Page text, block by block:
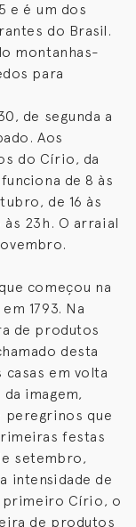
e é um dos
do Brasil.
montanhas-
para
de segunda a
Aos
do Círio, da
de 8 às
de 16 às
23h. O arraial
começou na
1793. Na
de produtos
desta
em volta
imagem,
peregrinos que
festas
setembro,
intensidade de
primeiro Círio, o
de produtos